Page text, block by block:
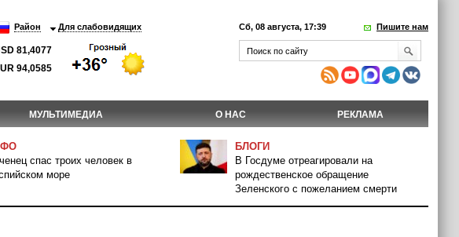
Район Для слабовидящих
81,4077
94,0585
Сб, 08 августа, 17:39 Пишите нам
МУЛЬТИМЕДИА О НАС РЕКЛАМА
спас троих человек в
море
БЛОГИ
В Госдуме отреагировали на
рождественское обращение
Зеленского с пожеланием смерти